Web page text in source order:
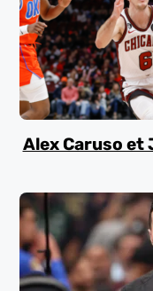
Alex Caruso et